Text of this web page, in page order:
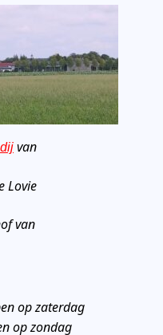
van
Lovie
van
op zaterdag
op zondag